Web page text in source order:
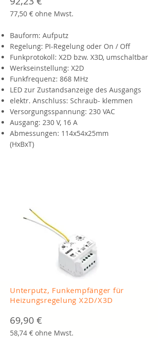
77,50 € ohne Mwst.
Bauform: Aufputz
Regelung: PI-Regelung oder On / Off
Funkprotokoll: X2D bzw. X3D, umschaltbar
Werkseinstellung: X2D
Funkfrequenz: 868 MHz
LED zur Zustandsanzeige des Ausgangs
elektr. Anschluss: Schraub- klemmen
Versorgungsspannung: 230 VAC
Ausgang: 230 V, 16 A
Abmessungen: 114x54x25mm
(HxBxT)
Unterputz, Funkempfänger für
Heizungsregelung X2D/X3D
69,90 €
58,74 € ohne Mwst.